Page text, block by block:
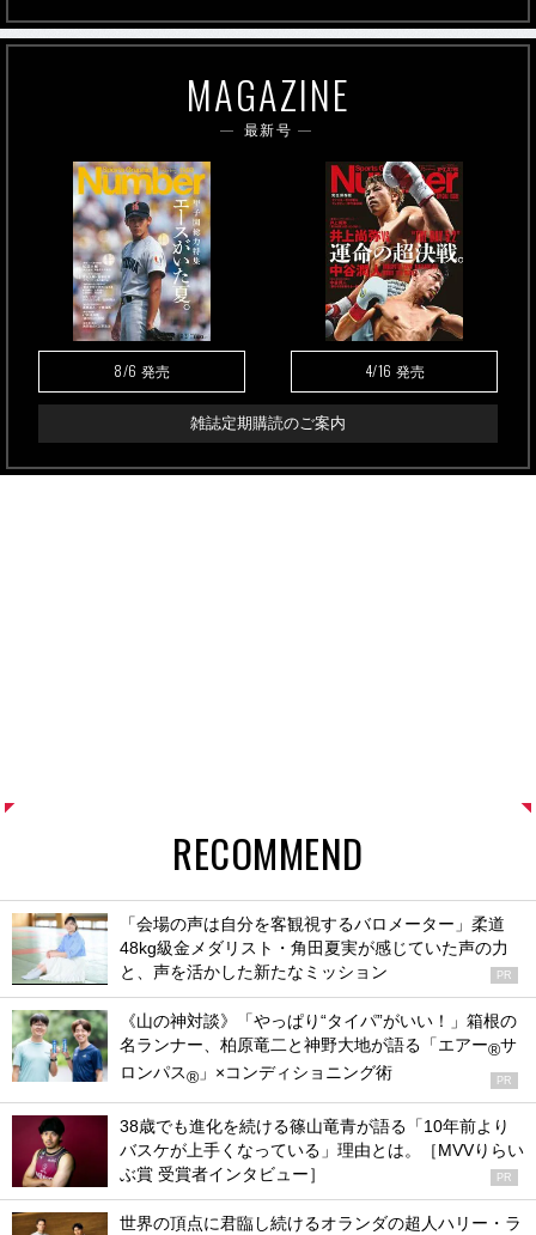
MAGAZINE
最新号
8/6 発売 4/16 発売
雑誌定期購読のご案内
RECOMMEND
「会場の声は自分を客観視するバロメーター」柔道
48kg級金メダリスト・角田夏実が感じていた声の力
と、声を活かした新たなミッション
PR
《山の神対談》「やっぱり“タイパ”がいい！」箱根の
名ランナー、柏原竜二と神野大地が語る「エアー®サ
ロンパス® 」×コンディショニング術 PR
38歳でも進化を続ける篠山竜青が語る「10年前より
バスケが上手くなっている」理由とは。［MVVりらい
ぶ賞 受賞者インタビュー］
PR
世界の頂点に君臨し続けるオランダの超人ハリー・ラ